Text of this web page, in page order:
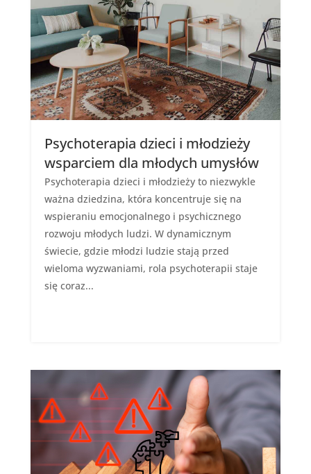
Psychoterapia dzieci i młodzieży
wsparciem dla młodych umysłów
Psychoterapia dzieci i młodzieży to niezwykle
ważna dziedzina, która koncentruje się na
wspieraniu emocjonalnego i psychicznego
rozwoju młodych ludzi. W dynamicznym
świecie, gdzie młodzi ludzie stają przed
wieloma wyzwaniami, rola psychoterapii staje
się coraz...